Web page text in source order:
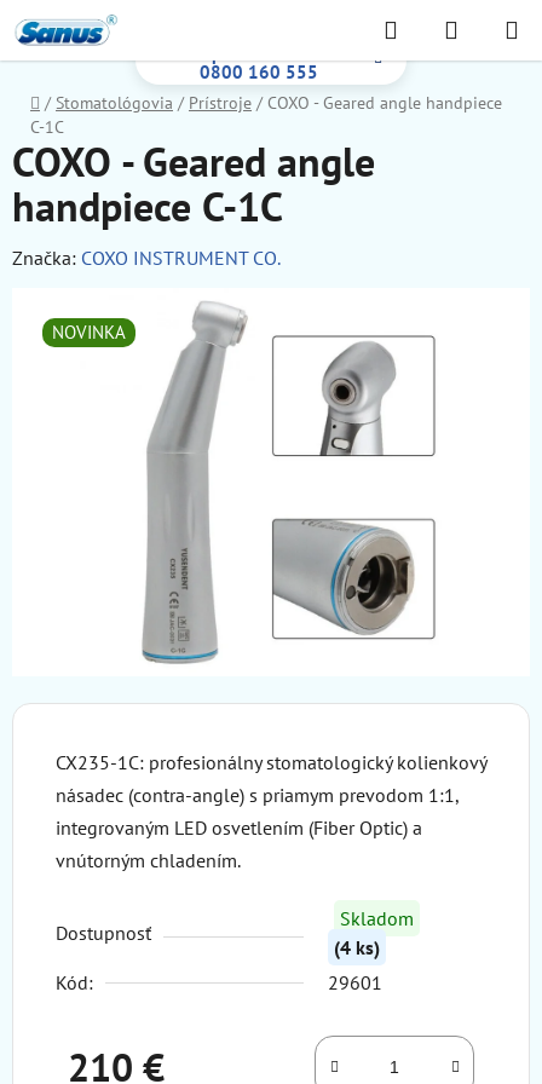
na
obsah
0800 160 555
Hľadať
KOŠÍK
Domov
/ Stomatológovia / Prístroje / COXO - Geared angle handpiece
C-1C
CX235-1C: profesionálny stomatologický kolienkový
násadec (contra-angle) s priamym prevodom 1:1,
integrovaným LED osvetlením (Fiber Optic) a
vnútorným chladením.
Dostupnosť
Skladom
(4 ks)
Kód:
29601
210 €
COXO - Geared angle
handpiece C-1C
Značka: COXO INSTRUMENT CO.
NOVINKA